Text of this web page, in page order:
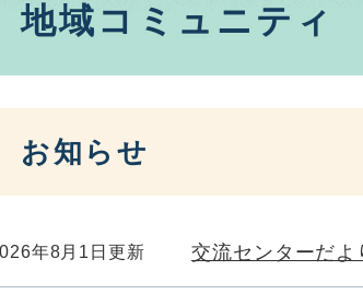
地域コミュニティ
お知らせ
年8月1日更新 交流センターだよ